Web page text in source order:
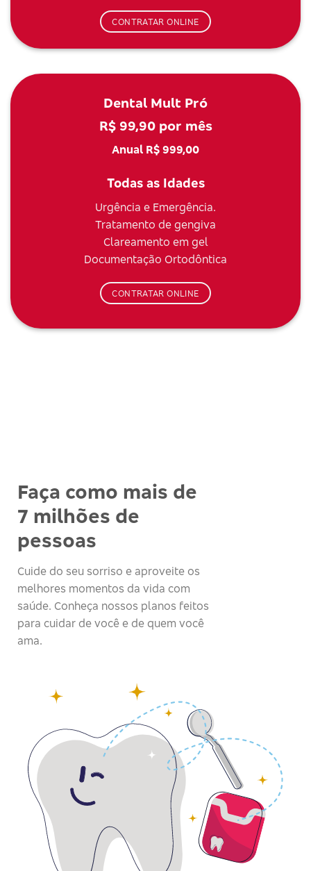
CONTRATAR ONLINE
Dental Mult Pró
R$ 99,90 por mês
Anual R$ 999,00
Todas as Idades
Urgência e Emergência.
Tratamento de gengiva
Clareamento em gel
Documentação Ortodôntica
CONTRATAR ONLINE
Faça como mais de
7 milhões de
pessoas
Cuide do seu sorriso e aproveite os
melhores momentos da vida com
saúde. Conheça nossos planos feitos
para cuidar de você e de quem você
ama.